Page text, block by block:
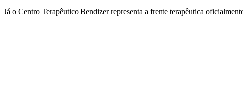
Já o Centro Terapêutico Bendizer representa a frente terapêutica